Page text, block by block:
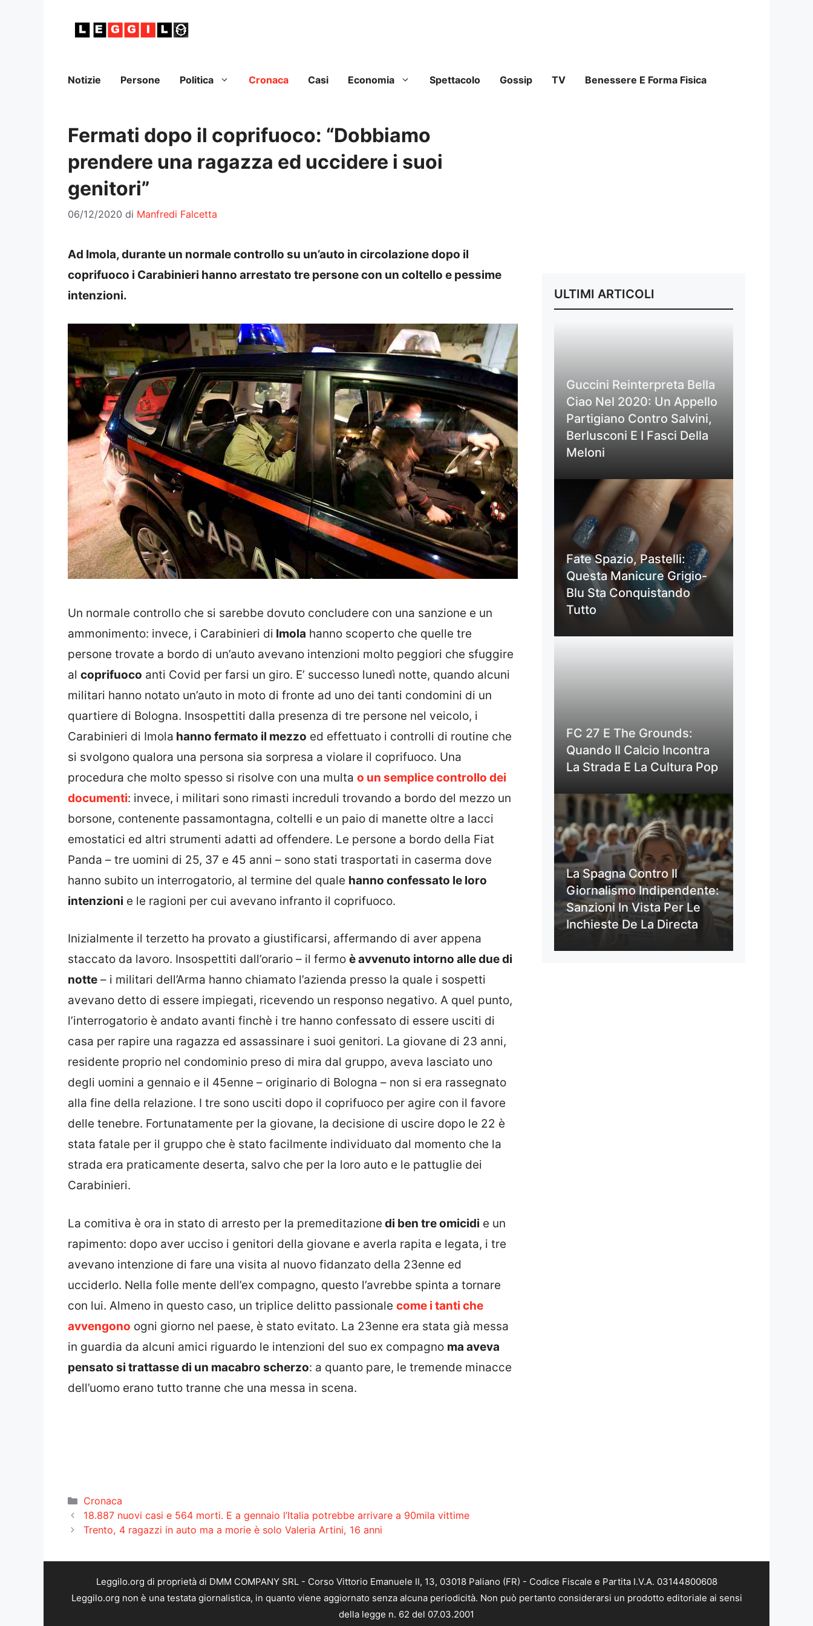
Notizie Persone Politica Cronaca Casi Economia Spettacolo Gossip TV Benessere E Forma Fisica
Fermati dopo il coprifuoco: “Dobbiamo
prendere una ragazza ed uccidere i suoi
genitori”
06/12/2020 di Manfredi Falcetta
Ad Imola, durante un normale controllo su un’auto in circolazione dopo il
coprifuoco i Carabinieri hanno arrestato tre persone con un coltello e pessime
intenzioni.
Un normale controllo che si sarebbe dovuto concludere con una sanzione e un
ammonimento: invece, i Carabinieri di Imola hanno scoperto che quelle tre
persone trovate a bordo di un’auto avevano intenzioni molto peggiori che sfuggire
al coprifuoco anti Covid per farsi un giro. E’ successo lunedì notte, quando alcuni
militari hanno notato un’auto in moto di fronte ad uno dei tanti condomini di un
quartiere di Bologna. Insospettiti dalla presenza di tre persone nel veicolo, i
Carabinieri di Imola hanno fermato il mezzo ed effettuato i controlli di routine che
si svolgono qualora una persona sia sorpresa a violare il coprifuoco. Una
procedura che molto spesso si risolve con una multa o un semplice controllo dei
documenti: invece, i militari sono rimasti increduli trovando a bordo del mezzo un
borsone, contenente passamontagna, coltelli e un paio di manette oltre a lacci
emostatici ed altri strumenti adatti ad offendere. Le persone a bordo della Fiat
Panda – tre uomini di 25, 37 e 45 anni – sono stati trasportati in caserma dove
hanno subito un interrogatorio, al termine del quale hanno confessato le loro
intenzioni e le ragioni per cui avevano infranto il coprifuoco.
Inizialmente il terzetto ha provato a giustificarsi, affermando di aver appena
staccato da lavoro. Insospettiti dall’orario – il fermo è avvenuto intorno alle due di
notte – i militari dell’Arma hanno chiamato l’azienda presso la quale i sospetti
avevano detto di essere impiegati, ricevendo un responso negativo. A quel punto,
l’interrogatorio è andato avanti finchè i tre hanno confessato di essere usciti di
casa per rapire una ragazza ed assassinare i suoi genitori. La giovane di 23 anni,
residente proprio nel condominio preso di mira dal gruppo, aveva lasciato uno
degli uomini a gennaio e il 45enne – originario di Bologna – non si era rassegnato
alla fine della relazione. I tre sono usciti dopo il coprifuoco per agire con il favore
delle tenebre. Fortunatamente per la giovane, la decisione di uscire dopo le 22 è
stata fatale per il gruppo che è stato facilmente individuato dal momento che la
strada era praticamente deserta, salvo che per la loro auto e le pattuglie dei
Carabinieri.
La comitiva è ora in stato di arresto per la premeditazione di ben tre omicidi e un
rapimento: dopo aver ucciso i genitori della giovane e averla rapita e legata, i tre
avevano intenzione di fare una visita al nuovo fidanzato della 23enne ed
ucciderlo. Nella folle mente dell’ex compagno, questo l’avrebbe spinta a tornare
con lui. Almeno in questo caso, un triplice delitto passionale come i tanti che
avvengono ogni giorno nel paese, è stato evitato. La 23enne era stata già messa
in guardia da alcuni amici riguardo le intenzioni del suo ex compagno ma aveva
pensato si trattasse di un macabro scherzo: a quanto pare, le tremende minacce
dell’uomo erano tutto tranne che una messa in scena.
Categorie
Cronaca
18.887 nuovi casi e 564 morti. E a gennaio l’Italia potrebbe arrivare a 90mila vittime
Trento, 4 ragazzi in auto ma a morie è solo Valeria Artini, 16 anni
ULTIMI ARTICOLI
Guccini Reinterpreta Bella
Ciao Nel 2020: Un Appello
Partigiano Contro Salvini,
Berlusconi E I Fasci Della
Meloni
Fate Spazio, Pastelli:
Questa Manicure Grigio-
Blu Sta Conquistando
Tutto
FC 27 E The Grounds:
Quando Il Calcio Incontra
La Strada E La Cultura Pop
La Spagna Contro Il
Giornalismo Indipendente:
Sanzioni In Vista Per Le
Inchieste De La Directa
Leggilo.org di proprietà di DMM COMPANY SRL - Corso Vittorio Emanuele II, 13, 03018 Paliano (FR) - Codice Fiscale e Partita I.V.A. 03144800608
Leggilo.org non è una testata giornalistica, in quanto viene aggiornato senza alcuna periodicità. Non può pertanto considerarsi un prodotto editoriale ai sensi
della legge n. 62 del 07.03.2001